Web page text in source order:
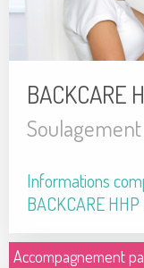
BACKCARE
Informations
BACKCARE HHP
Accompagnement